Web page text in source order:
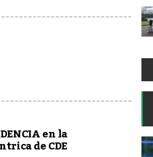
en la
de CDE